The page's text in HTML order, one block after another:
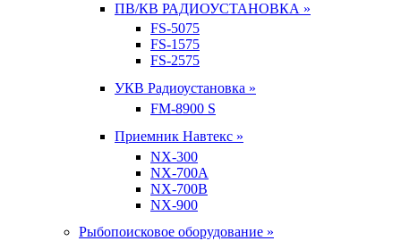
ПВ/КВ РАДИОУСТАНОВКА »
FS-5075
FS-1575
FS-2575
УКВ Радиоустановка »
FM-8900 S
Приемник Навтекс »
NX-300
NX-700A
NX-700B
NX-900
Рыбопоисковое оборудование »